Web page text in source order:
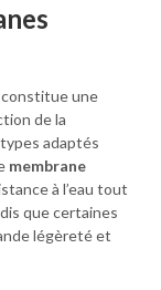
constitue une
de la
adaptés
membrane
à l’eau tout
que certaines
légèreté et